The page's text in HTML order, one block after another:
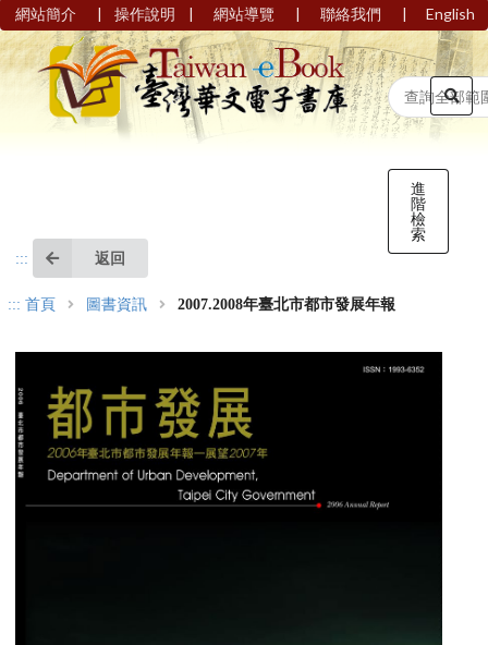
網站簡介 | 操作說明 | 網站導覽 | 聯絡我們 | English
進
階
檢
索
::: 返回
::: 首頁 圖書資訊 2007.2008年臺北市都市發展年報